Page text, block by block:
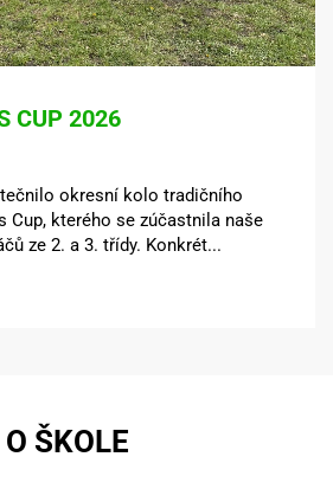
CUP 2026
okresní kolo tradičního
Cup, kterého se zúčastnila naše
ze 2. a 3. třídy. Konkrét...
O ŠKOLE